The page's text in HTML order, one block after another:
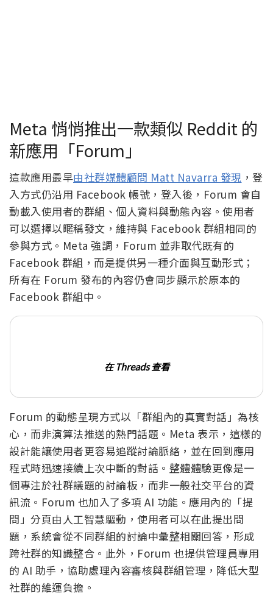
Meta 悄悄推出一款類似 Reddit 的
新應用「Forum」
這款應用最早由社群媒體顧問 Matt Navarra 發現 ，登
入方式仍沿用 Facebook 帳號，登入後，Forum 會自
動載入使用者的群組、個人資料與動態內容。使用者
可以選擇以暱稱發文，維持與 Facebook 群組相同的
參與方式。Meta 強調，Forum 並非取代既有的
Facebook 群組，而是提供另一種介面與互動形式；
所有在 Forum 發布的內容仍會同步顯示於原本的
Facebook 群組中。
在 Threads 查看
Forum 的動態呈現方式以「群組內的真實對話」為核
心，而非演算法推送的熱門話題。Meta 表示，這樣的
設計能讓使用者更容易追蹤討論脈絡，並在回到應用
程式時迅速接續上次中斷的對話。整體體驗更像是一
個專注於社群議題的討論板，而非一般社交平台的資
訊流。Forum 也加入了多項 AI 功能。應用內的「提
問」分頁由人工智慧驅動，使用者可以在此提出問
題，系統會從不同群組的討論中彙整相關回答，形成
跨社群的知識整合。此外，Forum 也提供管理員專用
的 AI 助手，協助處理內容審核與群組管理，降低大型
社群的維運負擔。